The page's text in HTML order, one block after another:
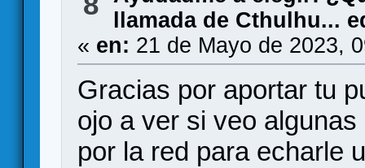
llamada de Cthulhu...
« en: 21 de Mayo de 2023,
Gracias por aportar tu
ojo a ver si veo
por la red para echarle